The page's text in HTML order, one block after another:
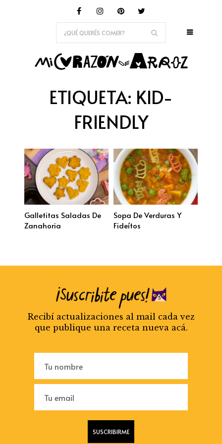
ETIQUETA: KID-
FRIENDLY
Galletitas Saladas De
Zanahoria
Sopa De Verduras Y
Fideítos
Recibí actualizaciones al mail cada vez
que publique una receta nueva acá.